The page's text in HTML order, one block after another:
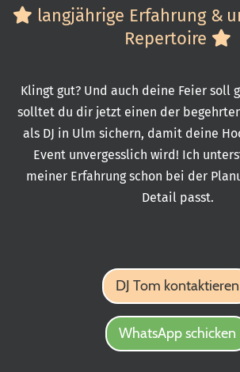
langjährige Erfahrung &
Repertoire
Klingt gut? Und auch deine Feier soll
solltet du dir jetzt einen der
als DJ in Ulm sichern, damit deine
Event unvergesslich wird! Ich
meiner Erfahrung schon bei der
Detail passt.
DJ Tom kontaktieren
WhatsApp schicken